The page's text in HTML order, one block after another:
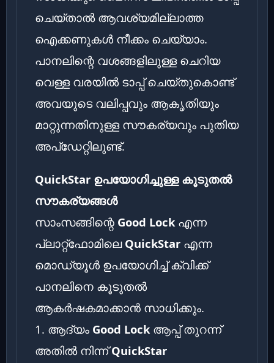
ചെയ്താൽ ആവശ്യമില്ലാത്ത
ഐക്കണുകൾ നീക്കം ചെയ്യാം.
പാനലിന്റെ വശങ്ങളിലുള്ള ചെറിയ
വെള്ള വരയിൽ ടാപ്പ് ചെയ്തുകൊണ്ട്
അവയുടെ വലിപ്പവും ആകൃതിയും
മാറ്റുന്നതിനുള്ള സൗകര്യവും പുതിയ
അപ്‌ഡേറ്റിലുണ്ട്.
QuickStar ഉപയോഗിച്ചുള്ള കൂടുതൽ
സൗകര്യങ്ങൾ
സാംസങ്ങിന്റെ Good Lock എന്ന
പ്ലാറ്റ്‌ഫോമിലെ QuickStar എന്ന
മൊഡ്യൂൾ ഉപയോഗിച്ച് ക്വിക്ക്
പാനലിനെ കൂടുതൽ
ആകർഷകമാക്കാൻ സാധിക്കും.
1. ആദ്യം Good Lock ആപ്പ് തുറന്ന്
അതിൽ നിന്ന്QuickStar